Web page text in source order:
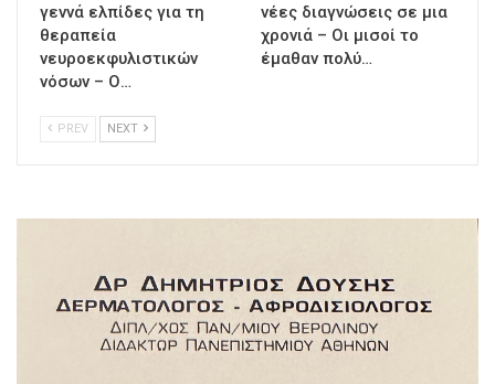
γεννά ελπίδες για τη
θεραπεία
νευροεκφυλιστικών
νόσων – Ο…
νέες διαγνώσεις σε μια
χρονιά – Οι μισοί το
έμαθαν πολύ…
PREV NEXT